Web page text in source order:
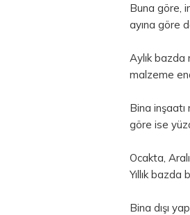
Buna göre,
ayına göre
Aylık
malzeme
Bina
göre ise
Ocakta,
Yıllık
Bina dışı